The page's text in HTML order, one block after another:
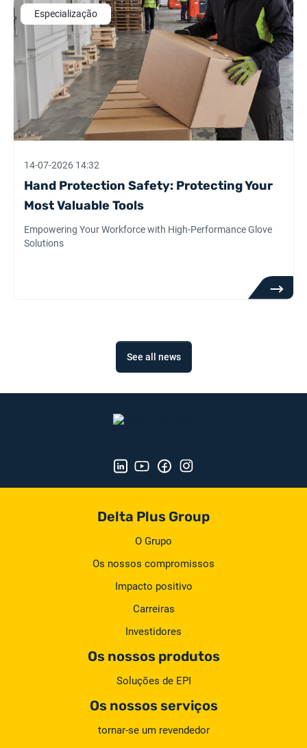
Especialização
14-07-2026 14:32
Hand Protection Safety: Protecting Your
Most Valuable Tools
Empowering Your Workforce with High-Performance Glove
Solutions
See all news
Delta Plus Group
O Grupo
Os nossos compromissos
Impacto positivo
Carreiras
Investidores
Os nossos produtos
Soluções de EPI
Os nossos serviços
tornar-se um revendedor